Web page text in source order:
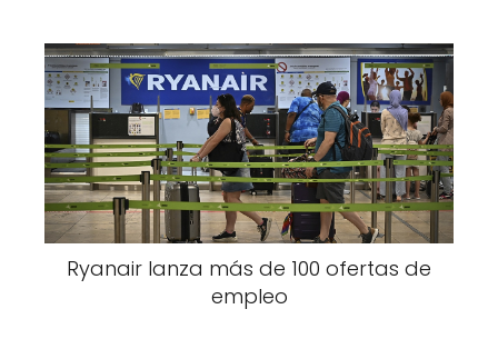
Ryanair lanza más de 100 ofertas de
empleo